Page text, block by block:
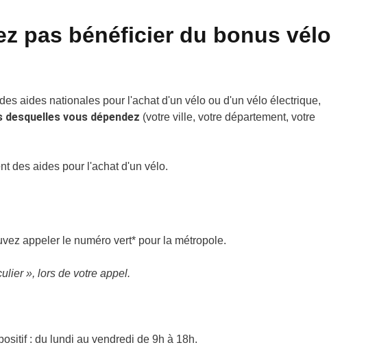
pas bénéficier du bonus vélo
aides nationales pour l'achat d'un vélo ou d'un vélo électrique,
vous dépendez (votre ville, votre département, votre
des aides pour l'achat d'un vélo.
appeler le numéro vert* pour la métropole.
», lors de votre appel.
: du lundi au vendredi de 9h à 18h.